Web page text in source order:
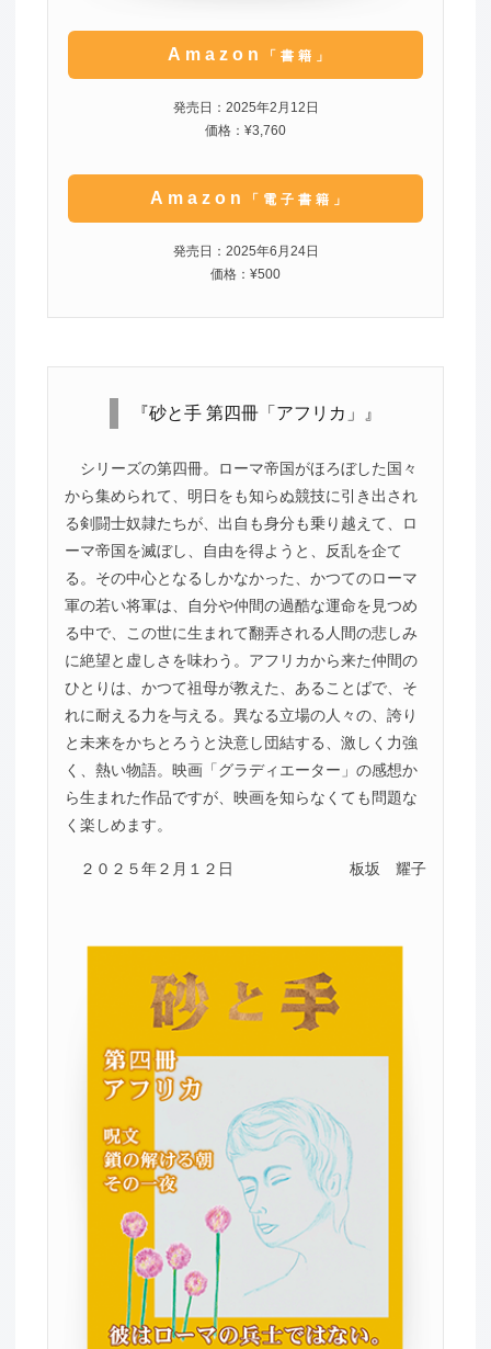
Amazon 「書籍」
発売日：2025年2月12日
価格：¥3,760
Amazon 「電子書籍」
発売日：2025年6月24日
価格：¥500
『砂と手 第四冊「アフリカ」』
シリーズの第四冊。ローマ帝国がほろぼした国々
から集められて、明日をも知らぬ競技に引き出され
る剣闘士奴隷たちが、出自も身分も乗り越えて、ロ
ーマ帝国を滅ぼし、自由を得ようと、反乱を企て
る。その中心となるしかなかった、かつてのローマ
軍の若い将軍は、自分や仲間の過酷な運命を見つめ
る中で、この世に生まれて翻弄される人間の悲しみ
に絶望と虚しさを味わう。アフリカから来た仲間の
ひとりは、かつて祖母が教えた、あることばで、そ
れに耐える力を与える。異なる立場の人々の、誇り
と未来をかちとろうと決意し団結する、激しく力強
く、熱い物語。映画「グラディエーター」の感想か
ら生まれた作品ですが、映画を知らなくても問題な
く楽しめます。
２０２５年２月１２日 板坂 耀子